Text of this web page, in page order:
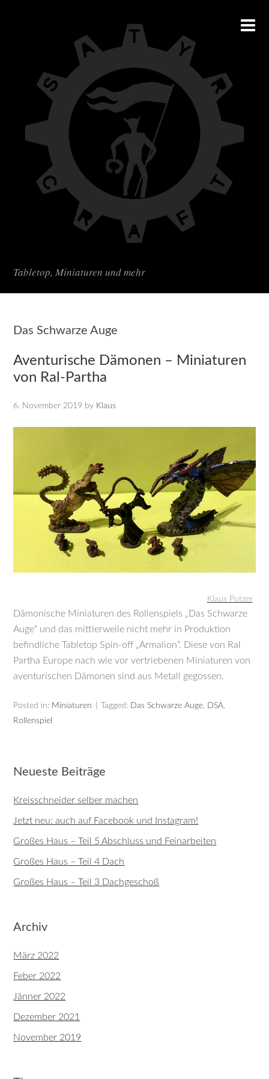
Tabletop, Miniaturen und mehr
Das Schwarze Auge
Aventurische Dämonen – Miniaturen
von Ral-Partha
6. November 2019 by Klaus
Klaus Putzer
Dämonische Miniaturen des Rollenspiels „Das Schwarze
Auge“ und das mittlerweile nicht mehr in Produktion
befindliche Tabletop Spin-off „Armalion“. Diese von Ral
Partha Europe nach wie vor vertriebenen Miniaturen von
aventurischen Dämonen sind aus Metall gegossen.
Posted in: Miniaturen Tagged: Das Schwarze Auge, DSA,
Rollenspiel
Neueste Beiträge
Kreisschneider selber machen
Jetzt neu: auch auf Facebook und Instagram!
Großes Haus – Teil 5 Abschluss und Feinarbeiten
Großes Haus – Teil 4 Dach
Großes Haus – Teil 3 Dachgeschoß
Archiv
März 2022
Feber 2022
Jänner 2022
Dezember 2021
November 2019